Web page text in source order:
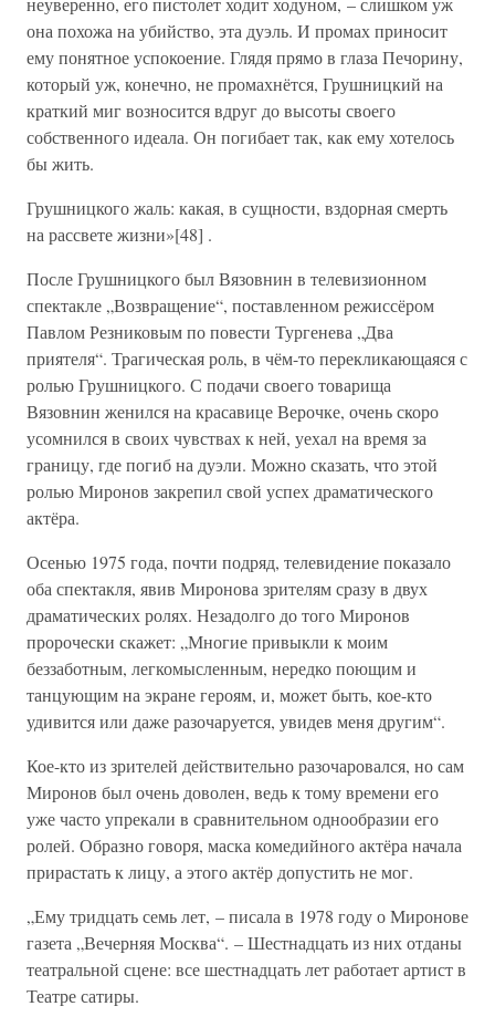
она похожа на убийство, эта дуэль. И промах приносит
ему понятное успокоение. Глядя прямо в глаза Печорину,
который уж, конечно, не промахнётся, Грушницкий на
краткий миг возносится вдруг до высоты своего
собственного идеала. Он погибает так, как ему хотелось
бы жить.
Грушницкого жаль: какая, в сущности, вздорная смерть
на рассвете жизни»[48] .
После Грушницкого был Вязовнин в телевизионном
спектакле „Возвращение“, поставленном режиссёром
Павлом Резниковым по повести Тургенева „Два
приятеля“. Трагическая роль, в чём-то перекликающаяся с
ролью Грушницкого. С подачи своего товарища
Вязовнин женился на красавице Верочке, очень скоро
усомнился в своих чувствах к ней, уехал на время за
границу, где погиб на дуэли. Можно сказать, что этой
ролью Миронов закрепил свой успех драматического
актёра.
Осенью 1975 года, почти подряд, телевидение показало
оба спектакля, явив Миронова зрителям сразу в двух
драматических ролях. Незадолго до того Миронов
пророчески скажет: „Многие привыкли к моим
беззаботным, легкомысленным, нередко поющим и
танцующим на экране героям, и, может быть, кое-кто
удивится или даже разочаруется, увидев меня другим“.
Кое-кто из зрителей действительно разочаровался, но сам
Миронов был очень доволен, ведь к тому времени его
уже часто упрекали в сравнительном однообразии его
ролей. Образно говоря, маска комедийного актёра начала
прирастать к лицу, а этого актёр допустить не мог.
„Ему тридцать семь лет, – писала в 1978 году о Миронове
газета „Вечерняя Москва“. – Шестнадцать из них отданы
театральной сцене: все шестнадцать лет работает артист в
Театре сатиры.